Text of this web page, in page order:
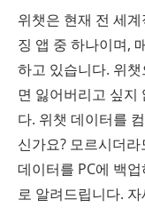
위챗은 현재 전 세
징 앱 중 하나이며,
하고 있습니다. 위
면 잃어버리고 싶지
다. 위챗 데이터를
신가요? 모르시더
데이터를 PC에 백
로 알려드립니다.